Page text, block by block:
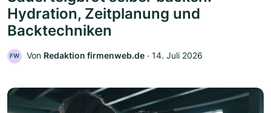
Hydration, Zeitplanung und
Backtechniken
FW Von Redaktion firmenweb.de ‧ 14. Juli 2026